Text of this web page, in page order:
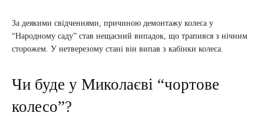
За деякими свідченнями, причиною демонтажу колеса у
“Народному саду” став нещасний випадок, що трапився з нічним
сторожем. У нетверезому стані він випав з кабінки колеса.
Чи буде у Миколаєві “чортове
колесо”?